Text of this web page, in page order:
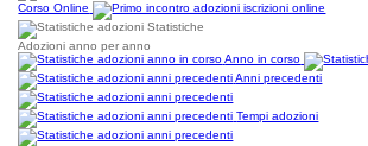
Corso Online
Statistiche
Adozioni anno per anno
Anno in corso
Anni precedenti
Tempi adozioni